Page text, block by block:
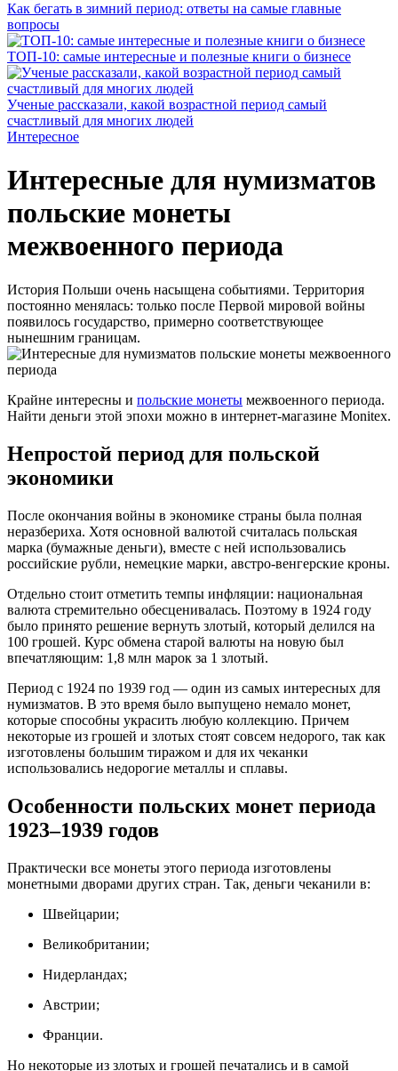
Как бегать в зимний период: ответы на самые главные
вопросы
ТОП-10: самые интересные и полезные книги о бизнесе
Ученые рассказали, какой возрастной период самый
счастливый для многих людей
Интересное
Интересные для нумизматов
польские монеты
межвоенного периода
История Польши очень насыщена событиями. Территория
постоянно менялась: только после Первой мировой войны
появилось государство, примерно соответствующее
нынешним границам.
Крайне интересны и польские монеты межвоенного периода.
Найти деньги этой эпохи можно в интернет-магазине Monitex.
Непростой период для польской
экономики
После окончания войны в экономике страны была полная
неразбериха. Хотя основной валютой считалась польская
марка (бумажные деньги), вместе с ней использовались
российские рубли, немецкие марки, австро-венгерские кроны.
Отдельно стоит отметить темпы инфляции: национальная
валюта стремительно обесценивалась. Поэтому в 1924 году
было принято решение вернуть злотый, который делился на
100 грошей. Курс обмена старой валюты на новую был
впечатляющим: 1,8 млн марок за 1 злотый.
Период с 1924 по 1939 год — один из самых интересных для
нумизматов. В это время было выпущено немало монет,
которые способны украсить любую коллекцию. Причем
некоторые из грошей и злотых стоят совсем недорого, так как
изготовлены большим тиражом и для их чеканки
использовались недорогие металлы и сплавы.
Особенности польских монет периода
1923–1939 годов
Практически все монеты этого периода изготовлены
монетными дворами других стран. Так, деньги чеканили в:
Швейцарии;
Великобритании;
Нидерландах;
Австрии;
Франции.
Но некоторые из злотых и грошей печатались и в самой